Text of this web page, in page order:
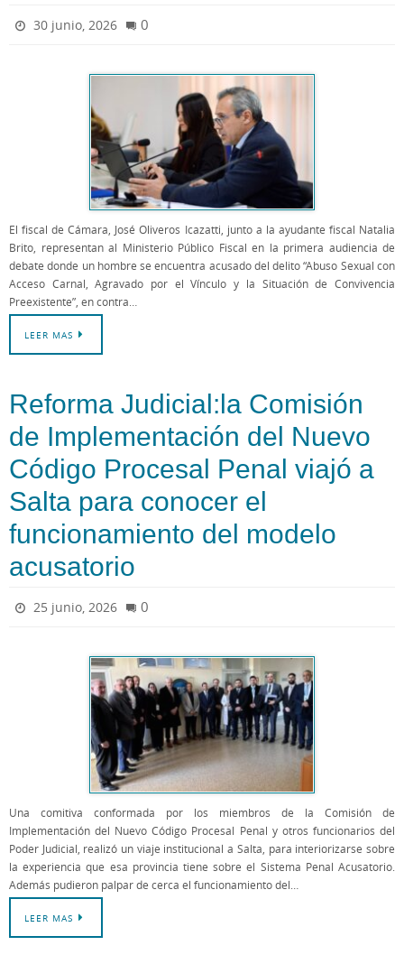
30 junio, 2026 0
El fiscal de Cámara, José Oliveros Icazatti, junto a la ayudante fiscal Natalia
Brito, representan al Ministerio Público Fiscal en la primera audiencia de
debate donde un hombre se encuentra acusado del delito “Abuso Sexual con
Acceso Carnal, Agravado por el Vínculo y la Situación de Convivencia
Preexistente”, en contra…
LEER MAS
Reforma Judicial:la Comisión
de Implementación del Nuevo
Código Procesal Penal viajó a
Salta para conocer el
funcionamiento del modelo
acusatorio
25 junio, 2026 0
Una comitiva conformada por los miembros de la Comisión de
Implementación del Nuevo Código Procesal Penal y otros funcionarios del
Poder Judicial, realizó un viaje institucional a Salta, para interiorizarse sobre
la experiencia que esa provincia tiene sobre el Sistema Penal Acusatorio.
Además pudieron palpar de cerca el funcionamiento del…
LEER MAS